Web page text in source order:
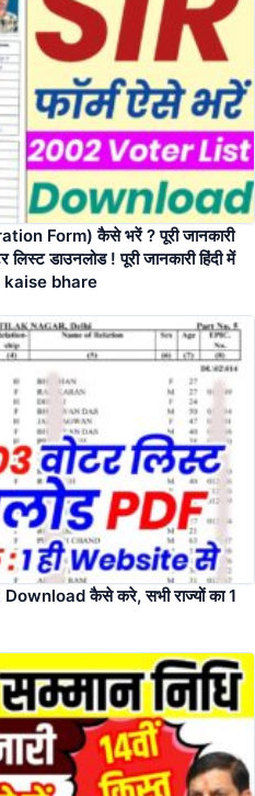
Form) कैसे भरें ? पूरी जानकारी
डाउनलोड ! पूरी जानकारी हिंदी में
kaise bhare
कैसे करे, सभी राज्यों का 1